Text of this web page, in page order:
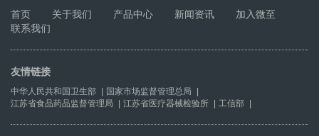
首页 关于我们 产品中心 新闻资讯
加入微至
联系我们
友情链接
中华人民共和国卫生部 | 国家市场监督管理总局
|
江苏省食品药品监督管理局
| 江苏省医疗器械检验所 | 工信部 |